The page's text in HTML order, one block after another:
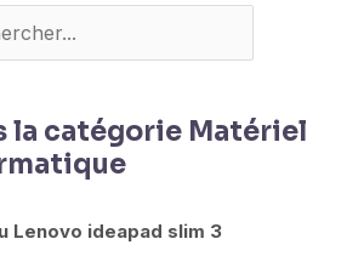
la catégorie Matériel
Lenovo ideapad slim 3